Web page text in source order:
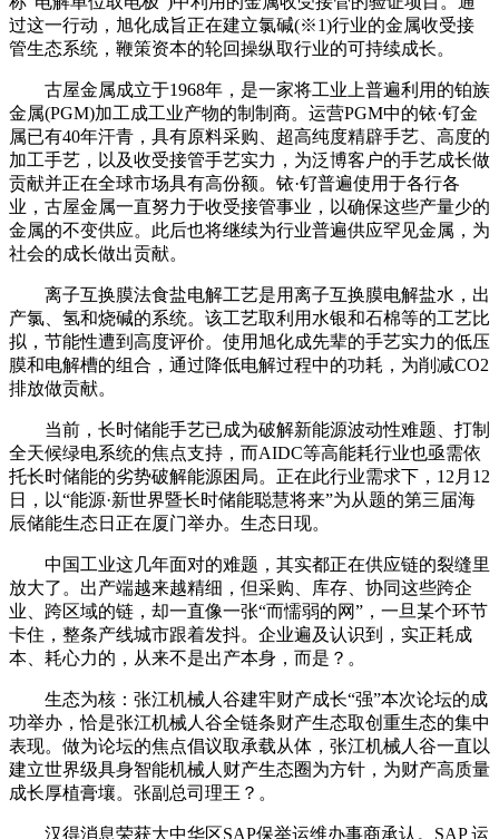
过这一行动，旭化成旨正在建立氯碱(※1)行业的金属收受接
管生态系统，鞭策资本的轮回操纵取行业的可持续成长。
古屋金属成立于1968年，是一家将工业上普遍利用的铂族
金属(PGM)加工成工业产物的制制商。运营PGM中的铱·钌金
属已有40年汗青，具有原料采购、超高纯度精辟手艺、高度的
加工手艺，以及收受接管手艺实力，为泛博客户的手艺成长做
贡献并正在全球市场具有高份额。铱·钌普遍使用于各行各
业，古屋金属一直努力于收受接管事业，以确保这些产量少的
金属的不变供应。此后也将继续为行业普遍供应罕见金属，为
社会的成长做出贡献。
离子互换膜法食盐电解工艺是用离子互换膜电解盐水，出
产氯、氢和烧碱的系统。该工艺取利用水银和石棉等的工艺比
拟，节能性遭到高度评价。使用旭化成先辈的手艺实力的低压
膜和电解槽的组合，通过降低电解过程中的功耗，为削减CO2
排放做贡献。
当前，长时储能手艺已成为破解新能源波动性难题、打制
全天候绿电系统的焦点支持，而AIDC等高能耗行业也亟需依
托长时储能的劣势破解能源困局。正在此行业需求下，12月12
日，以“能源·新世界暨长时储能聪慧将来”为从题的第三届海
辰储能生态日正在厦门举办。生态日现。
中国工业这几年面对的难题，其实都正在供应链的裂缝里
放大了。出产端越来越精细，但采购、库存、协同这些跨企
业、跨区域的链，却一直像一张“而懦弱的网”，一旦某个环节
卡住，整条产线城市跟着发抖。企业遍及认识到，实正耗成
本、耗心力的，从来不是出产本身，而是？。
生态为核：张江机械人谷建牢财产成长“强”本次论坛的成
功举办，恰是张江机械人谷全链条财产生态取创重生态的集中
表现。做为论坛的焦点倡议取承载从体，张江机械人谷一直以
建立世界级具身智能机械人财产生态圈为方针，为财产高质量
成长厚植膏壤。张副总司理王？。
汉得消息荣获大中华区SAP保举运维办事商承认。SAP 运